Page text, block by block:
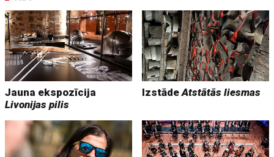
Jauna ekspozīcija
Livonijas pilis
IzstādeAtstātās liesmas